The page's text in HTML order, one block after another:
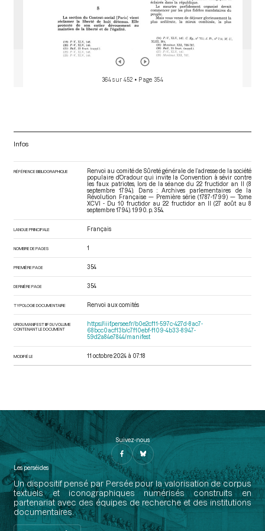
364 sur 452 • Page 354
Infos
RÉFÉRENCE BIBLIOGRAPHIQUE
Renvoi au comité de Sûreté générale de l’adresse de la société
populaire d’Oradour qui invite la Convention à sévir contre
les faux patriotes, lors de la séance du 22 fructidor an II (8
septembre 1794). Dans : Archives parlementaires de la
Révolution Française — Première série (1787-1799) — Tome
XCVI - Du 10 fructidor au 22 fructidor an II (27 août au 8
septembre 1794) . 1990. p. 354.
LANGUE PRINCIPALE Français
NOMBRE DE PAGES 1
PREMIÈRE PAGE 354
DERNIÈRE PAGE 354
TYPOLOGIE DOCUMENTAIRE Renvoi aux comités
URI DU MANIFEST IIIF DU VOLUME
CONTENANT LE DOCUMENT
https://iiif.persee.fr/b0e2cf11-597c-427d-8ac7-
68bcc0acf13b/c7f10ebf-f109-4b33-8947-
59d2a84e7844/manifest
MODIFIÉ LE 11 octobre 2024 à 07:18
Suivez-nous
Les perséides
Un dispositif pensé par Persée pour la valorisation de corpus
textuels et iconographiques numérisés construits en
partenariat avec des équipes de recherche et des institutions
documentaires.